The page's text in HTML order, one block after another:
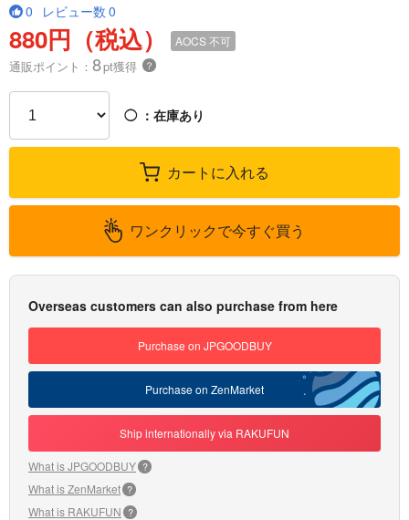
0 レビュー数 0
880円（税込） AOCS不可
通販ポイント： 8pt獲得 ？
◯ ：在庫あり
カートに入れる
ワンクリックで今すぐ買う
Overseas customers can also purchase from here
Purchase on JPGOODBUY
Purchase on ZenMarket
Ship internationally via RAKUFUN
What is JPGOODBUY ?
What is ZenMarket ?
What is RAKUFUN ?